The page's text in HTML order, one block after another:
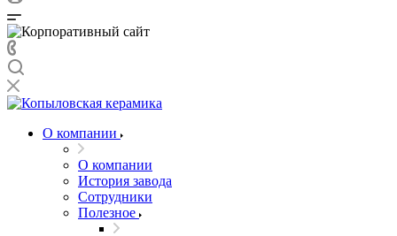
О компании
О компании
История завода
Сотрудники
Полезное